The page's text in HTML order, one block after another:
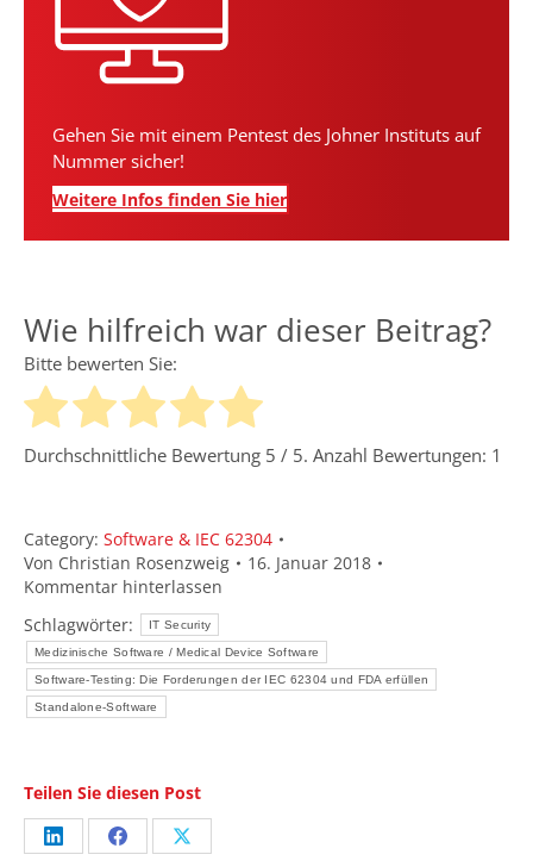
Gehen Sie mit einem Pentest des Johner Instituts auf
Nummer sicher!
Weitere Infos finden Sie hier
Wie hilfreich war dieser Beitrag?
Bitte bewerten Sie:
Durchschnittliche Bewertung 5 / 5. Anzahl Bewertungen: 1
Category: Software & IEC 62304
Von Christian Rosenzweig
16. Januar 2018
Kommentar hinterlassen
Schlagwörter:
IT Security
Medizinische Software / Medical Device Software
Software-Testing: Die Forderungen der IEC 62304 und FDA erfüllen
Standalone-Software
Teilen Sie diesen Post
Share Share Share